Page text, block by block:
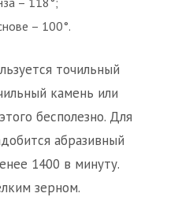
– 100°.
точильный
камень или
бесполезно. Для
абразивный
1400 в минуту.
зерном.